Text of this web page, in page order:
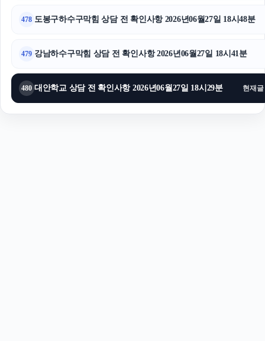
478 도봉구하수구막힘 상담 전 확인사항 2026년06월27일 18시48분
479 강남하수구막힘 상담 전 확인사항 2026년06월27일 18시41분
480 대안학교 상담 전 확인사항 2026년06월27일 18시29분 현재글